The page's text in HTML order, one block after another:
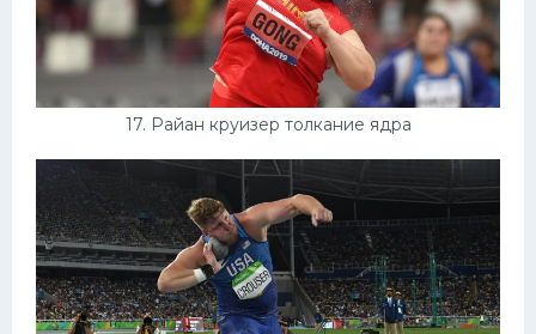
17. Райан круизер толкание ядра